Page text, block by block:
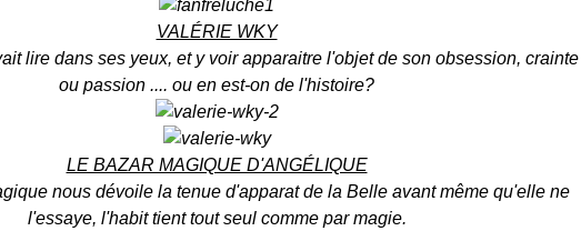
VALÉRIE WKY
lire dans ses yeux, et y voir apparaitre l'objet de son obsession, crainte
ou passion .... ou en est-on de l'histoire?
LE BAZAR MAGIQUE D'ANGÉLIQUE
nous dévoile la tenue d'apparat de la Belle avant même qu'elle ne
l'essaye, l'habit tient tout seul comme par magie.